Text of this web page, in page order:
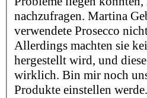
nachzufragen. Martina
verwendete Prosecco
Allerdings machten sie
hergestellt wird, und
wirklich. Bin mir noch
Produkte einstellen werde.